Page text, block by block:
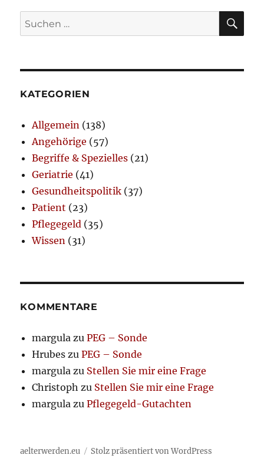
Suchen
nach:
KATEGORIEN
Allgemein (138)
Angehörige (57)
Begriffe & Spezielles (21)
Geriatrie (41)
Gesundheitspolitik (37)
Patient (23)
Pflegegeld (35)
Wissen (31)
KOMMENTARE
margula zuPEG – Sonde
Hrubes zuPEG – Sonde
margula zu Stellen Sie mir eine Frage
Christoph zu Stellen Sie mir eine Frage
margula zuPflegegeld-Gutachten
aelterwerden.eu Stolz präsentiert von WordPress